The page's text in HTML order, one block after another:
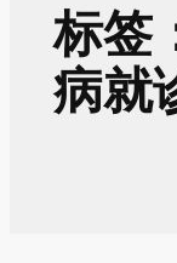
标签
病就